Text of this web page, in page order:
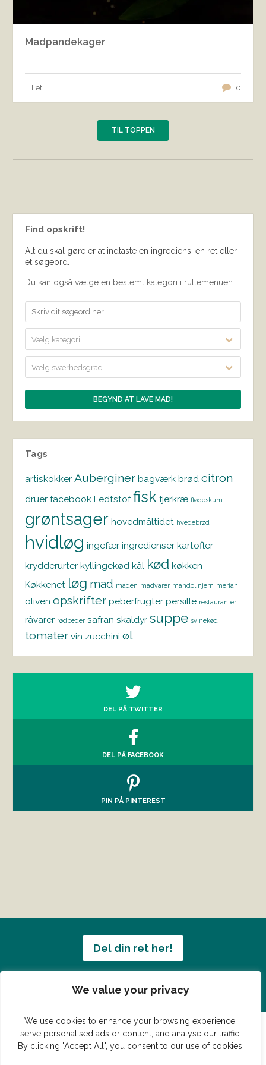
We value your privacy
We use cookies to enhance your browsing experience,
serve personalised ads or content, and analyse our traffic.
By clicking "Accept All", you consent to our use of cookies.
Madpandekager
Let 0
TIL TOPPEN
Find opskrift!
Alt du skal gøre er at indtaste en ingrediens, en ret eller
et søgeord.
Du kan også vælge en bestemt kategori i rullemenuen.
Vælg kategori
Vælg sværhedsgrad
Tags
artiskokker Auberginer bagværk brød citron
druer facebook Fedtstof fisk fjerkræ flødeskum
grøntsager hovedmåltidet hvedebrød
hvidløg ingefær ingredienser kartofler
krydderurter kyllingekød kål kød køkken
Køkkenet løg mad maden madvarer mandolinjern merian
oliven opskrifter peberfrugter persille restauranter
råvarer rødbeder safran skaldyr suppe svinekød
tomater vin zucchini øl
DEL PÅ TWITTER
DEL PÅ FACEBOOK
PIN PÅ PINTEREST
Del din ret her!
Har du en konge ret du vil dele?
© Vildmedmad.dk 2019. God og nem mad!